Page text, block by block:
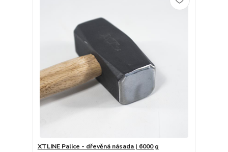
XTLINE Palice - dřevěná násada | 6000 g